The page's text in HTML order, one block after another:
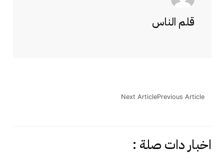
قلم الناس
Previous Article
Next Article
اخبار دات صلة :